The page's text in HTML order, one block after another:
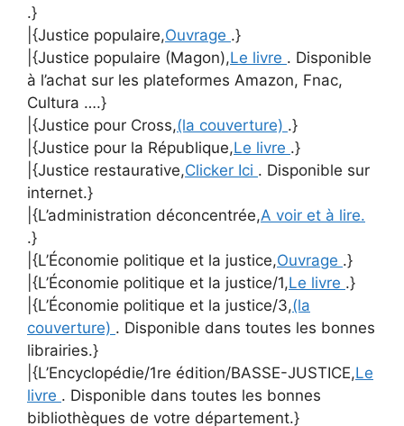
.}
|{Justice populaire,Ouvrage .}
|{Justice populaire (Magon),Le livre . Disponible
à l’achat sur les plateformes Amazon, Fnac,
Cultura ….}
|{Justice pour Cross,(la couverture) .}
|{Justice pour la République,Le livre .}
|{Justice restaurative,Clicker Ici . Disponible sur
internet.}
|{L’administration déconcentrée,A voir et à lire.
.}
|{L’Économie politique et la justice,Ouvrage .}
|{L’Économie politique et la justice/1,Le livre .}
|{L’Économie politique et la justice/3,(la
couverture) . Disponible dans toutes les bonnes
librairies.}
|{L’Encyclopédie/1re édition/BASSE-JUSTICE,Le
livre . Disponible dans toutes les bonnes
bibliothèques de votre département.}